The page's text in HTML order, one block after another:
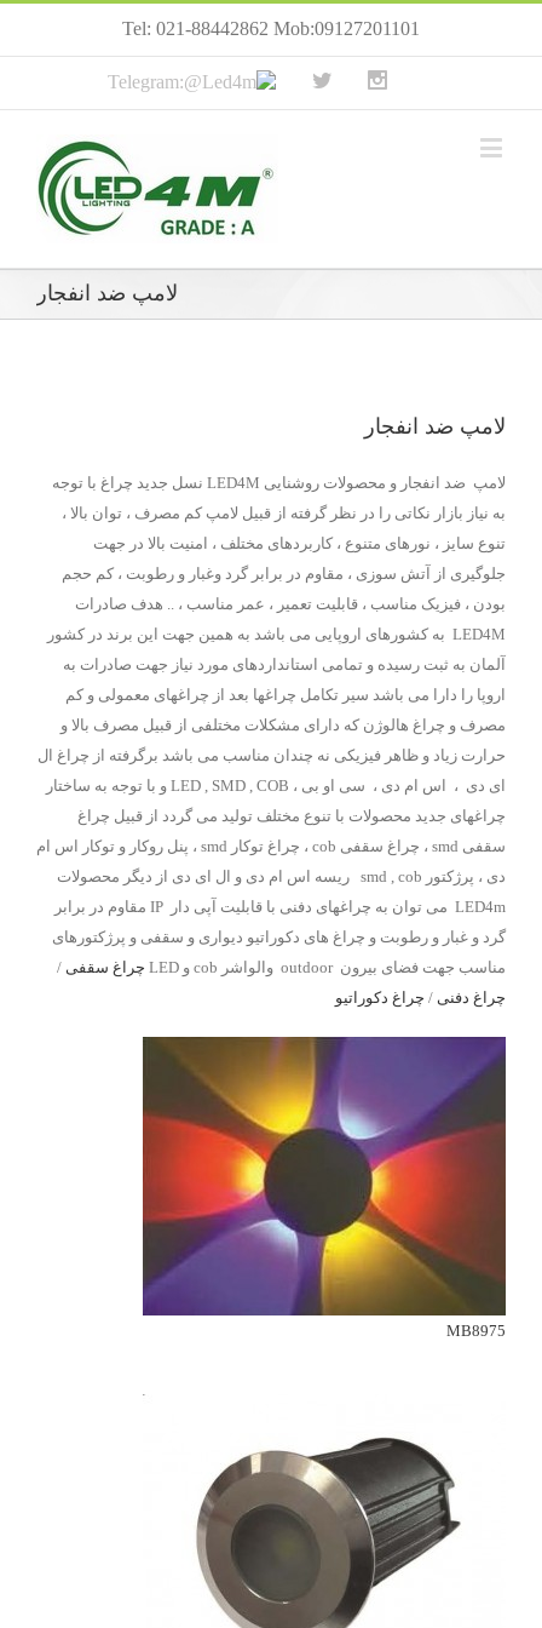
Tel: 021-88442862 Mob:09127201101
لامپ ضد انفجار
لامپ ضد انفجار
لامپ ضد انفجار و محصولات روشنایی LED4M نسل جدید چراغ با توجه
به نیاز بازار نکاتی را در نظر گرفته از قبیل لامپ کم مصرف ، توان بالا ،
تنوع سایز ، نورهای متنوع ، کاربردهای مختلف ، امنیت بالا در جهت
جلوگیری از آتش سوزی ، مقاوم در برابر گرد وغبار و رطوبت ، کم حجم
بودن ، فیزیک مناسب ، قابلیت تعمیر ، عمر مناسب ، .. هدف صادرات
LED4M به کشورهای اروپایی می باشد به همین جهت این برند در کشور
آلمان به ثبت رسیده و تمامی استانداردهای مورد نیاز جهت صادرات به
اروپا را دارا می باشد سیر تکامل چراغها بعد از چراغهای معمولی و کم
مصرف و چراغ هالوژن که دارای مشکلات مختلفی از قبیل مصرف بالا و
حرارت زیاد و ظاهر فیزیکی نه چندان مناسب می باشد برگرفته از چراغ ال
ای دی ، اس ام دی ، سی او بی ، LED , SMD , COB و با توجه به ساختار
چراغهای جدید محصولات با تنوع مختلف تولید می گردد از قبیل چراغ
سقفی smd ، چراغ سقفی cob ، چراغ توکار smd ، پنل روکار و توکار اس ام
دی ، پرژکتور smd , cob ریسه اس ام دی و ال ای دی از دیگر محصولات
LED4m می توان به چراغهای دفنی با قابلیت آپی دار IP مقاوم در برابر
گرد و غبار و رطوبت و چراغ های دکوراتیو دیواری و سقفی و پرژکتورهای
مناسب جهت فضای بیرون outdoor والواشر cob و LED
چراغ سقفی /
چراغ دفنی / چراغ دکوراتیو
MB8975